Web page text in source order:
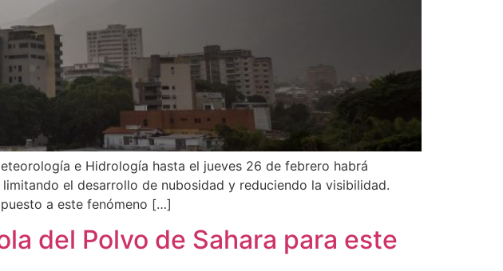
e Hidrología hasta el jueves 26 de febrero habrá
el desarrollo de nubosidad y reduciendo la visibilidad.
a este fenómeno […]
del Polvo de Sahara para este